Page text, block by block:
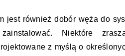
jest również dobór węża do
Niektóre
z myślą o